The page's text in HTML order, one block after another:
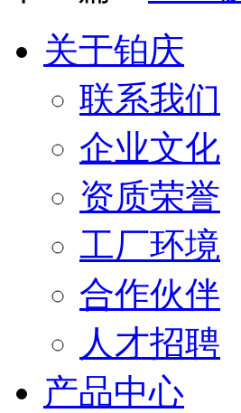
关于铂庆
联系我们
企业文化
资质荣誉
工厂环境
合作伙伴
人才招聘
产品中心